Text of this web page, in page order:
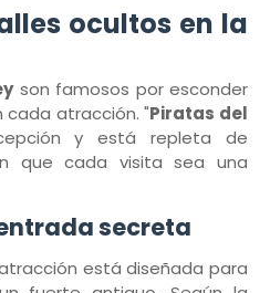
ocultos en la
son famosos por esconder
cada atracción. "Piratas del
y está repleta de
que cada visita sea una
secreta
está diseñada para